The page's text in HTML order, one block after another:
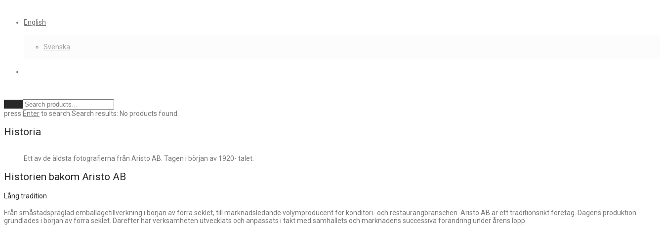
English
Svenska
press Enterto search Search results: No products found.
Historia
Ett av de äldsta fotografierna från Aristo AB. Tagen i början av 1920- talet.
Historien bakom Aristo AB
Lång tradition
Från småstadspräglad emballagetillverkning i början av förra seklet, till marknadsledande volymproducent för konditori- och restaurangbranschen. Aristo AB är ett traditionsrikt företag. Dagens produktion
grundlades i början av förra seklet. Därefter har verksamheten utvecklats och anpassats i takt med samhällets och marknadens successiva förändring under årens lopp.